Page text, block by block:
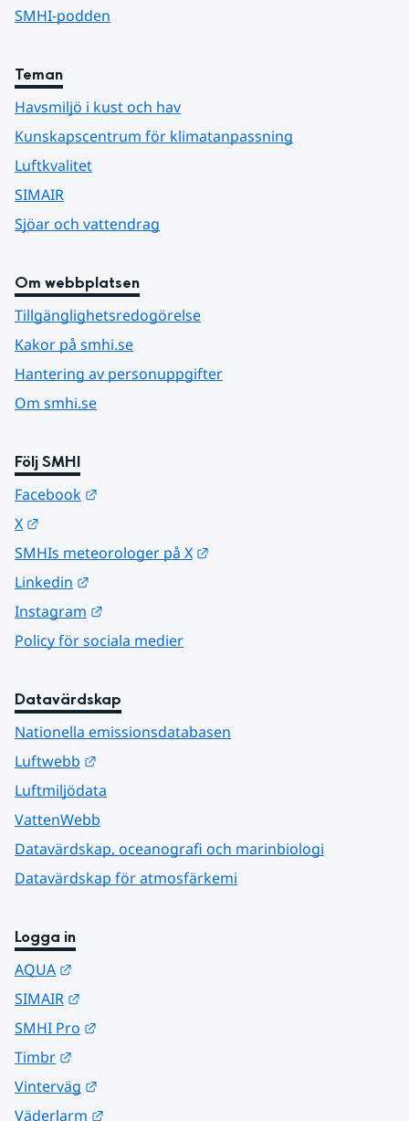
SMHI-podden
Teman
Havsmiljö i kust och hav
Kunskapscentrum för klimatanpassning
Luftkvalitet
SIMAIR
Sjöar och vattendrag
Om webbplatsen
Tillgänglighetsredogörelse
Kakor på smhi.se
Hantering av personuppgifter
Om smhi.se
Följ SMHI
Facebook
X
SMHIs meteorologer på X
Linkedin
Instagram
Policy för sociala medier
Datavärdskap
Nationella emissionsdatabasen
Luftwebb
Luftmiljödata
VattenWebb
Datavärdskap, oceanografi och marinbiologi
Datavärdskap för atmosfärkemi
Logga in
AQUA
SIMAIR
SMHI Pro
Timbr
Vinterväg
Väderlarm